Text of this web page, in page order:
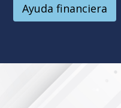
Ayuda financiera